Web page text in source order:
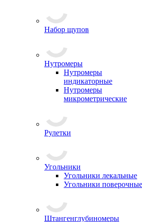
Набор щупов
Нутромеры
Нутромеры
индикаторные
Нутромеры
микрометрические
Рулетки
Угольники
Угольники лекальные
Угольники поверочные
Штангенглубиномеры